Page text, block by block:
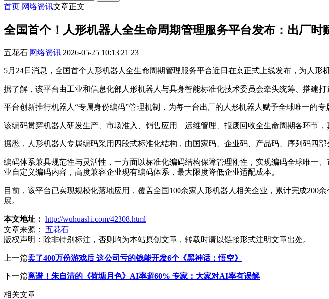
首页 网络资讯文章正文
全国首个！人形机器人全生命周期管理服务平台发布：出厂时
五花石 网络资讯 2026-05-25 10:13:21 23
5月24日消息，全国首个人形机器人全生命周期管理服务平台近日在京正式上线发布，为人形
据了解，该平台由工业和信息化部人形机器人与具身智能标准化技术委员会牵头统筹、搭建
平台创新推行机器人“专属身份编码”管理机制，为每一台出厂的人形机器人赋予全球唯一的专
该编码贯穿机器人研发生产、市场准入、销售应用、运维管理、报废回收全生命周期各环节
据悉，人形机器人专属编码采用四段式标准化结构，由国家码、企业码、产品码、序列码四部
编码体系兼具规范性与灵活性，一方面以标准化编码结构保障管理刚性，实现编码全球唯一
业自定义编码内容，高度兼容企业现有编码体系，最大限度降低企业适配成本。
目前，该平台已实现规模化落地应用，覆盖全国100余家人形机器人相关企业，累计完成
展。
本文地址： http://wuhuashi.com/42308.html
文章来源：
五花石
版权声明： 除非特别标注，否则均为本站原创文章，转载时请以链接形式注明文章出处。
上一篇卖了400万份游戏后 这公司亏的钱能开发6个《黑神话：悟空》
下一篇离谱！朱自清的《荷塘月色》AI率超60% 专家：大家对AI率有误解
相关文章